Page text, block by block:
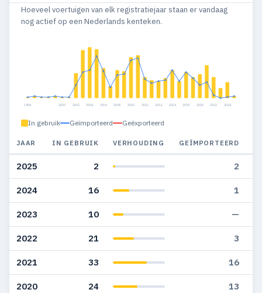
Hoeveel voertuigen van elk registratiejaar staan er vandaag
nog actief op een Nederlands kenteken.
1984 2000 2002 2004 2006 2008 2010 2012 2014 2016 2018 2020 2022 2024
In gebruik Geïmporteerd Geëxporteerd
JAAR IN GEBRUIK VERHOUDING GEÏMPORTEERD
2025 2 2
2024 16 1
2023 10 —
2022 21 3
2021 33 16
2020 24 13